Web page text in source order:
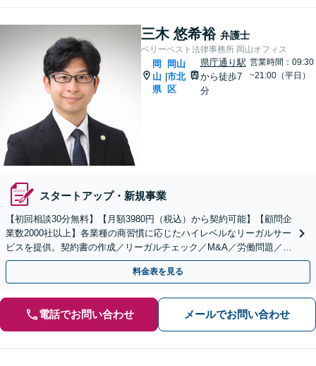
三木 悠希裕 弁護士
ベリーベスト法律事務所 岡山オフィス
岡
山
県
|
岡山
市北
区
県庁通り駅
から徒歩7
分
営業時間：09:30
~21:00（平日）
スタートアップ・新規事業
【初回相談30分無料】【月額3980円（税込）から契約可能】【顧問企
業数2000社以上】各業種の商習慣に応じたハイレベルなリーガルサー
ビスを提供。契約書の作成／リーガルチェック／M&A／労働問題／知
的財産等、お任せください【他士業連携可能】
料金表を見る
電話でお問い合わせ メールでお問い合わせ